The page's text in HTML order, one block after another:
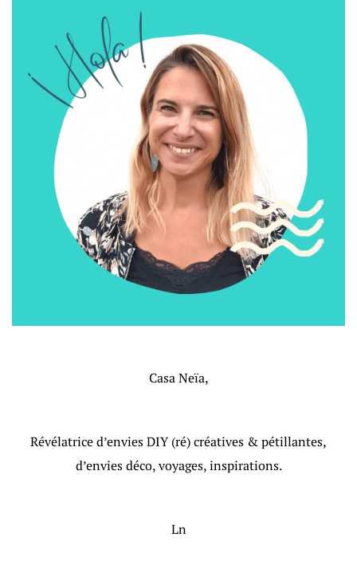
Casa Neïa,
Révélatrice d’envies DIY (ré) créatives & pétillantes,
d’envies déco, voyages, inspirations.
Ln